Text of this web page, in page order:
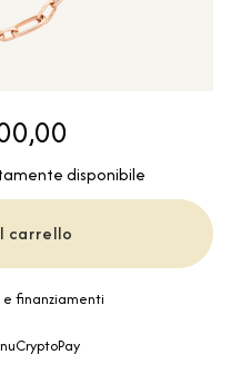
disponibile
carrello
finanziamenti